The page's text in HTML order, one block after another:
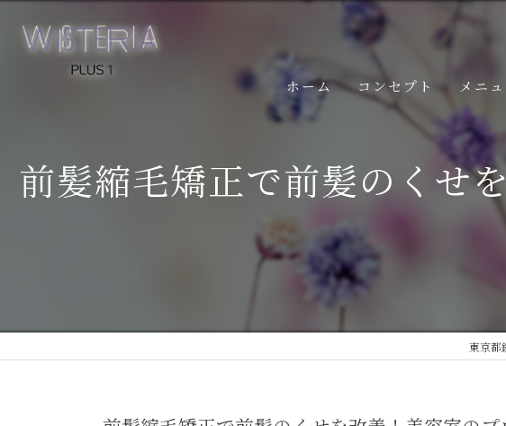
ホーム コンセプト メニ
前髪縮毛矯正で前髪のくせ
東京都